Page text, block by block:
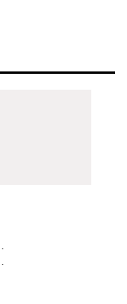
·
·